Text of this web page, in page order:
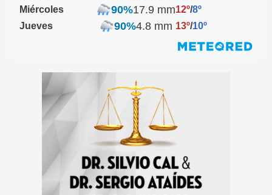
Miércoles
90%17.9 mm12º/8º
Jueves
90%4.8 mm 13º/10º